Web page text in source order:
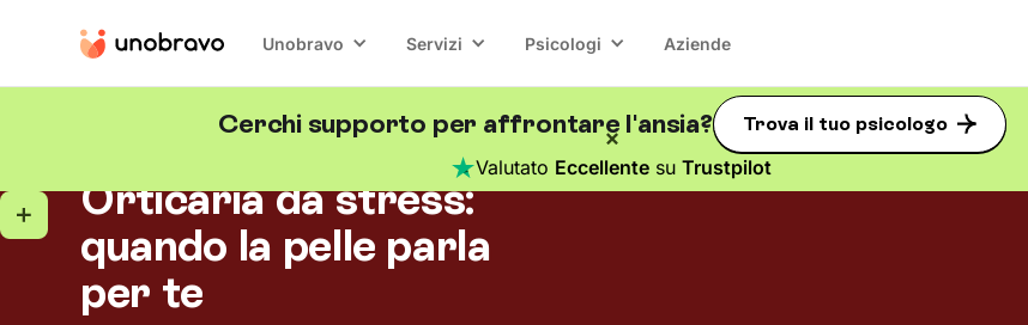
Unobravo Servizi Psicologi Aziende
Cerchi supporto per affrontare l'ansia? Trova il tuo psicologo
Valutato Eccellente suTrustpilot
Orticaria da stress:
quando la pelle parla
per te